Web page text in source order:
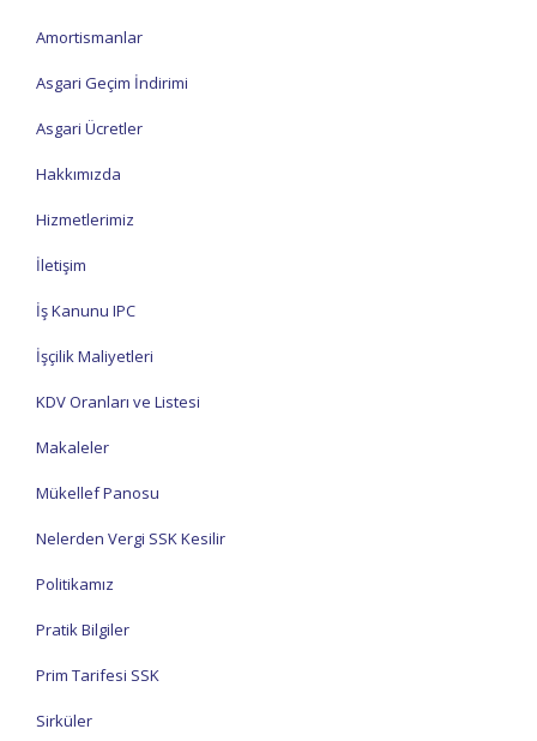
Amortismanlar
Asgari Geçim İndirimi
Asgari Ücretler
Hakkımızda
Hizmetlerimiz
İletişim
İş Kanunu IPC
İşçilik Maliyetleri
KDV Oranları ve Listesi
Makaleler
Mükellef Panosu
Nelerden Vergi SSK Kesilir
Politikamız
Pratik Bilgiler
Prim Tarifesi SSK
Sirküler